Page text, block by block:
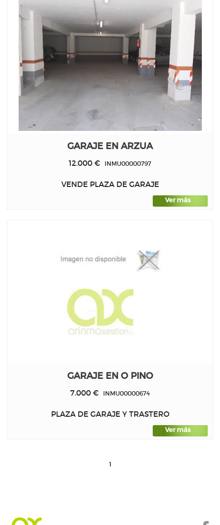
GARAJE EN ARZUA
12.000 € INMU00000797
VENDE PLAZA DE GARAJE
Ver más
GARAJE EN O PINO
7.000 € INMU00000674
PLAZA DE GARAJE Y TRASTERO
Ver más
1